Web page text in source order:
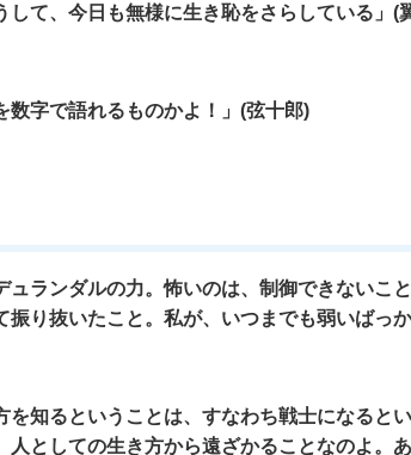
して、今日も無様に生き恥をさらしている」(
数字で語れるものかよ！」(弦十郎)
ュランダルの力。怖いのは、制御できないこと
振り抜いたこと。 私が、いつまでも弱いばっ
を知るということは、すなわち戦士になるとい
人としての生き方から遠ざかることなのよ。